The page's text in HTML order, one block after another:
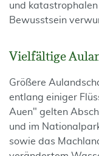
und
Bewusstsein
Vielfältige
Größere
entlang einiger
Auen" gelten
und im
sowie das